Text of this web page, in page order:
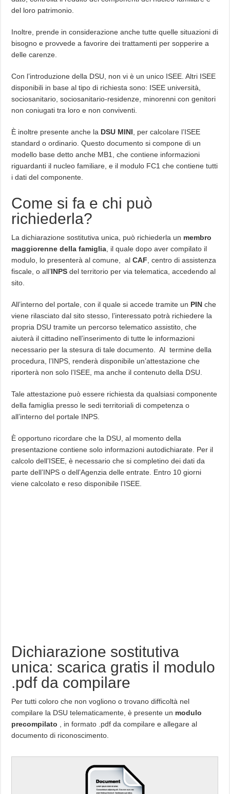
del loro patrimonio.
Inoltre, prende in considerazione anche tutte quelle situazioni di
bisogno e provvede a favorire dei trattamenti per sopperire a
delle carenze.
Con l’introduzione della DSU, non vi è un unico ISEE. Altri ISEE
disponibili in base al tipo di richiesta sono: ISEE università,
sociosanitario, sociosanitario-residenze, minorenni con genitori
non coniugati tra loro e non conviventi.
È inoltre presente anche la DSU MINI , per calcolare l’ISEE
standard o ordinario. Questo documento si compone di un
modello base detto anche MB1, che contiene informazioni
riguardanti il nucleo familiare, e il modulo FC1 che contiene tutti
i dati del componente.
Come si fa e chi può
richiederla?
La dichiarazione sostitutiva unica, può richiederla un membro
maggiorenne della famiglia , il quale dopo aver compilato il
modulo, lo presenterà al comune, alCAF , centro di assistenza
fiscale, o all’INPS del territorio per via telematica, accedendo al
sito.
All’interno del portale, con il quale si accede tramite un PIN che
viene rilasciato dal sito stesso, l’interessato potrà richiedere la
propria DSU tramite un percorso telematico assistito, che
aiuterà il cittadino nell’inserimento di tutte le informazioni
necessario per la stesura di tale documento. Al termine della
procedura, l’INPS, renderà disponibile un’attestazione che
riporterà non solo l’ISEE, ma anche il contenuto della DSU.
Tale attestazione può essere richiesta da qualsiasi componente
della famiglia presso le sedi territoriali di competenza o
all’interno del portale INPS.
È opportuno ricordare che la DSU, al momento della
presentazione contiene solo informazioni autodichiarate. Per il
calcolo dell’ISEE, è necessario che si completino dei dati da
parte dell’INPS o dell’Agenzia delle entrate. Entro 10 giorni
viene calcolato e reso disponibile l’ISEE.
Dichiarazione sostitutiva
unica: scarica gratis il modulo
.pdf da compilare
Per tutti coloro che non vogliono o trovano difficoltà nel
compilare la DSU telematicamente, è presente un modulo
precompilato , in formato .pdf da compilare e allegare al
documento di riconoscimento.